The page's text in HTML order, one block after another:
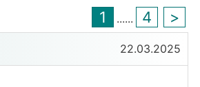
1 ...... 4 >
22.03.2025